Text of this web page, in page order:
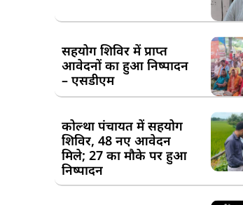
सहयोग शिविर में प्राप्त
आवेदनों का हुआ निष्पादन
– एसडीएम
कोल्था पंचायत में सहयोग
शिविर, 48 नए आवेदन
मिले; 27 का मौके पर हुआ
निष्पादन